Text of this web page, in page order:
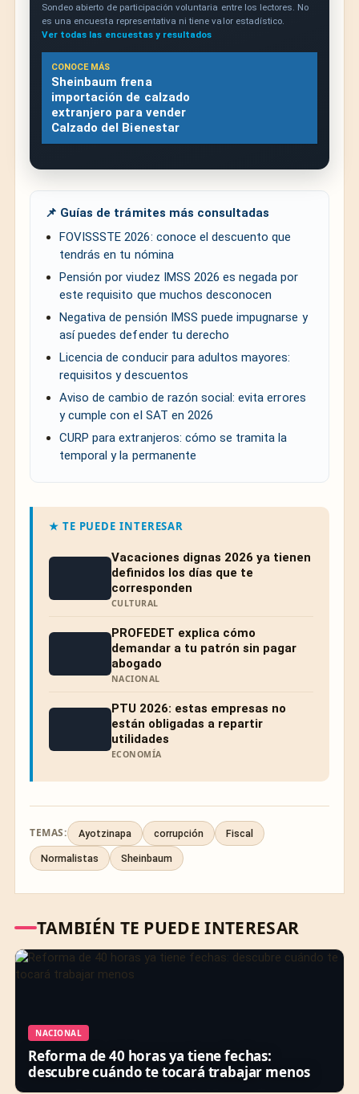
Sondeo abierto de participación voluntaria entre los lectores. No
es una encuesta representativa ni tiene valor estadístico.
Ver todas las encuestas y resultados
CONOCE MÁS
Sheinbaum frena
importación de calzado
extranjero para vender
Calzado del Bienestar
📌 Guías de trámites más consultadas
FOVISSSTE 2026: conoce el descuento que
tendrás en tu nómina
Pensión por viudez IMSS 2026 es negada por
este requisito que muchos desconocen
Negativa de pensión IMSS puede impugnarse y
así puedes defender tu derecho
Licencia de conducir para adultos mayores:
requisitos y descuentos
Aviso de cambio de razón social: evita errores
y cumple con el SAT en 2026
CURP para extranjeros: cómo se tramita la
temporal y la permanente
★ TE PUEDE INTERESAR
Vacaciones dignas 2026 ya tienen
definidos los días que te
corresponden
CULTURAL
PROFEDET explica cómo
demandar a tu patrón sin pagar
abogado
NACIONAL
PTU 2026: estas empresas no
están obligadas a repartir
utilidades
ECONOMÍA
TEMAS: Ayotzinapa corrupción Fiscal
Normalistas Sheinbaum
TAMBIÉN TE PUEDE INTERESAR
NACIONAL
Reforma de 40 horas ya tiene fechas:
descubre cuándo te tocará trabajar menos